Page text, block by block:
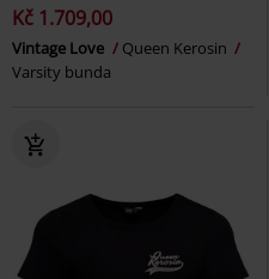
Kč 1.709,00
Vintage Love
Queen Kerosin
Varsity bunda